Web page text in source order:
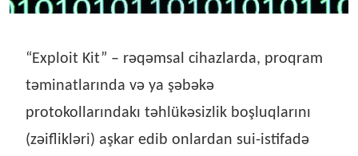
“Exploit Kit” – rəqəmsal cihazlarda, proqram
təminatlarında və ya şəbəkə
protokollarındakı təhlükəsizlik boşluqlarını
(zəiflikləri) aşkar edib onlardan sui-istifadə